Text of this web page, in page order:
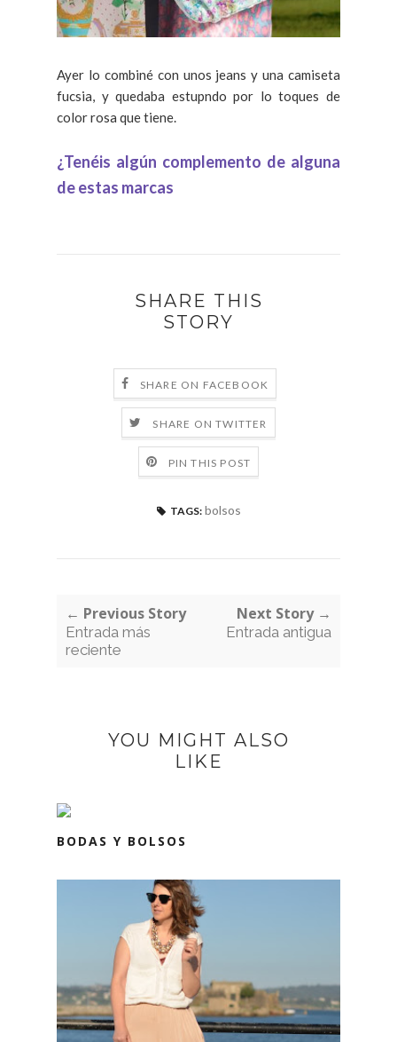
Ayer lo combiné con unos jeans y una camiseta
fucsia, y quedaba estupndo por lo toques de
color rosa que tiene.
¿Tenéis algún complemento de alguna
de estas marcas
SHARE THIS
STORY
SHARE ON FACEBOOK
SHARE ON TWITTER
PIN THIS POST
TAGS: bolsos
← Previous Story
Entrada más
reciente
Next Story →
Entrada antigua
YOU MIGHT ALSO
LIKE
BODAS Y BOLSOS